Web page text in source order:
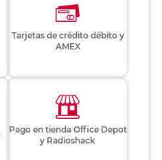
Tarjetas de crédito débito y
AMEX
Pago en tienda Office Depot
y Radioshack